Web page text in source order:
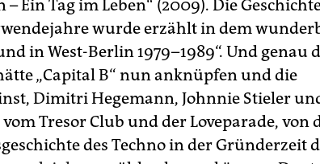
– Ein Tag im Leben“ (2009). Die
wurde erzählt in dem
in West-Berlin 1979–1989“. Und genau
„Capital B“ nun anknüpfen und die
Dimitri Hegemann, Johnnie Stieler
Tresor Club und der Loveparade, von
des Techno in der Gründerzeit